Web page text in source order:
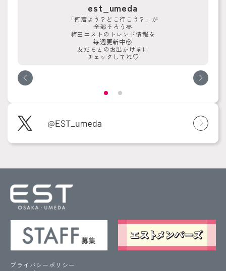
est_umeda
「何着よう？どこ行こう？」が
全部そろう🫶
梅田エストのトレンド情報を
毎週更新中😚
友だちとのお出かけ前に
チェックしてね♡
プライバシーポリシー